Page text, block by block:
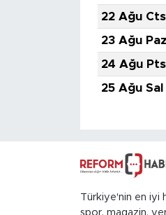
22 Ağu Cts
23 Ağu Paz
24 Ağu Pts
25 Ağu Sal
Türkiye'nin en iyi
spor, magazin,